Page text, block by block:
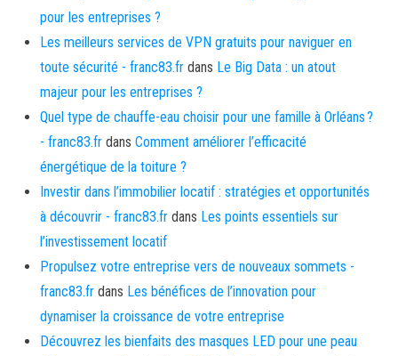
pour les entreprises ?
Les meilleurs services de VPN gratuits pour naviguer en
toute sécurité - franc83.fr dans Le Big Data : un atout
majeur pour les entreprises ?
Quel type de chauffe-eau choisir pour une famille à Orléans ?
- franc83.fr dans Comment améliorer l’efficacité
énergétique de la toiture ?
Investir dans l’immobilier locatif : stratégies et opportunités
à découvrir - franc83.fr dans Les points essentiels sur
l’investissement locatif
Propulsez votre entreprise vers de nouveaux sommets -
franc83.fr dans Les bénéfices de l’innovation pour
dynamiser la croissance de votre entreprise
Découvrez les bienfaits des masques LED pour une peau